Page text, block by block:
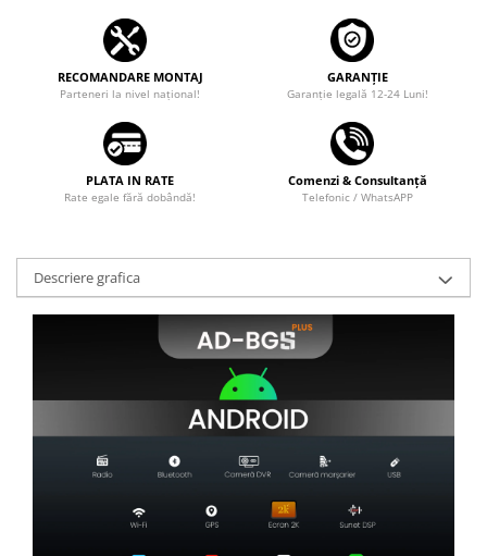
RECOMANDARE MONTAJ
Parteneri la nivel național!
GARANȚIE
Garanţie legală 12-24 Luni!
PLATA IN RATE
Rate egale fără dobândă!
Comenzi & Consultanță
Telefonic / WhatsAPP
Descriere grafica